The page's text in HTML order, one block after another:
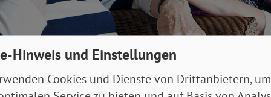
Hinweis und Einstellungen
Cookies und Dienste von Drittanbietern,